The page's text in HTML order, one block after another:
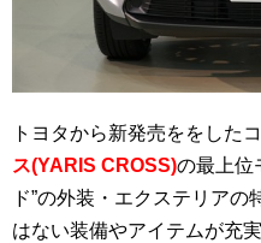
トヨタから新発売ををした
ス(YARIS CROSS)の最上位
ド”の外装・エクステリア
はない装備やアイテムが充